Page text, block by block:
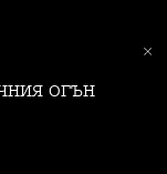
огън